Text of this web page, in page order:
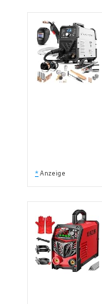
* Anzeige